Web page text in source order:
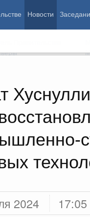
Новости
2024 17:05
Правительства